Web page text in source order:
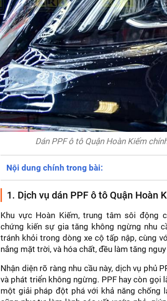
Dán PPF ô tô Quận Hoàn Kiếm
Nội dung chính trong bài:
1. Dịch vụ dán PPF ô tô Quận Hoàn
Khu vực Hoàn Kiếm, trung tâm sôi động
chứng kiến sự gia tăng không ngừng nhu
tránh khỏi trong dòng xe cộ tấp nập, cùng
nắng mặt trời, và hóa chất, đều làm tăng
Nhận diện rõ ràng nhu cầu này, dịch vụ phủ
và phát triển không ngừng. PPF hay còn
một giải pháp đột phá với khả năng chống